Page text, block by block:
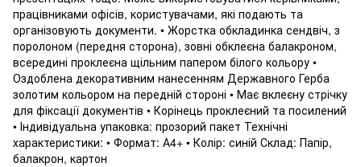
працівниками офісів, користувачами, які подають та
організовують документи. • Жорстка обкладинка сендвіч, з
поролоном (передня сторона), зовні обклеєна балакроном,
всередині проклеєна щільним папером білого кольору •
Оздоблена декоративним нанесенням Державного Герба
золотим кольором на передній стороні • Має вклеєну стрічку
для фіксації документів • Корінець проклеєний та посилений
• Індивідуальна упаковка: прозорий пакет Технічні
характеристики: • Формат: А4+ • Колір: синій Склад: Папір,
балакрон, картон